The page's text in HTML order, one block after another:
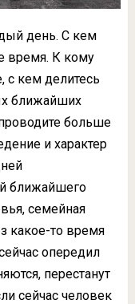
день. С кем
время. К кому
с кем делитесь
ближайших
больше
и характер
ближайшего
семейная
какое-то время
опередил
перестанут
сейчас человек